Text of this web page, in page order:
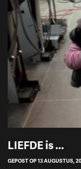
LIEFDE is ...
GEPOST OP 13 AUGUSTUS,